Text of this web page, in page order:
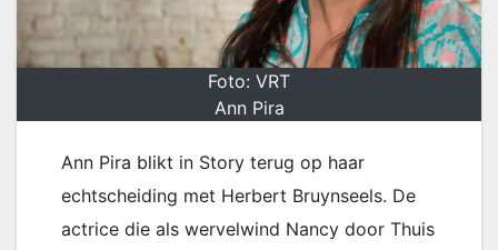
Foto: VRT
Ann Pira
Ann Pira blikt in Story terug op haar
echtscheiding met Herbert Bruynseels. De
actrice die als wervelwind Nancy door Thuis